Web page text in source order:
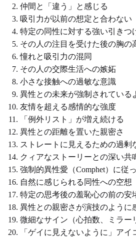
仲間と「違う」と感じる
吸引力が以前の想定と合わない
特定の同性に対する強い引きつ
その人の注目を受けた後の胸の
憧れと吸引力の混同
その人の交際生活への嫉妬
小さな接触への過敏な意識
異性との未来が強制されている
友情を超える感情的な強度
「例外リスト」が増え続ける
異性との距離を置いた親密さ
ストレートに見えるための過剰
クィアなストーリーとの深い共
強制的異性愛（Comphet）に従
自然に感じられる同性への空想
特定の思考後の羞恥心の前の安
異性との親密さが演技のように
微細なサイン（心拍数、ミラー
「ゲイに見えないように」ア